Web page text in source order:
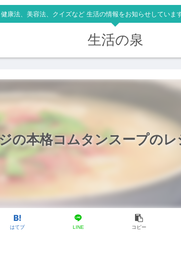
康法、美容法、クイズなど 生活の情報をお知らせしていま
生活の泉
の本格コムタンスープのレ
はてブ LINE コピー